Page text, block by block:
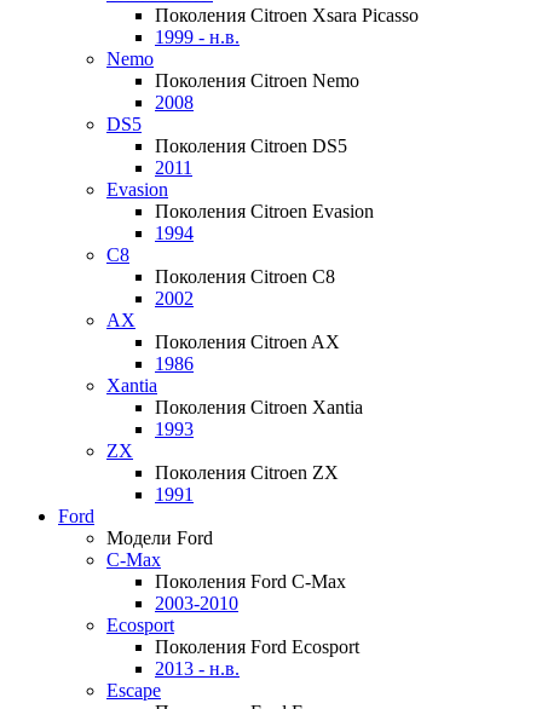
Поколения Citroen Xsara Picasso
1999 - н.в.
Nemo
Поколения Citroen Nemo
2008
DS5
Поколения Citroen DS5
2011
Evasion
Поколения Citroen Evasion
1994
C8
Поколения Citroen C8
2002
AX
Поколения Citroen AX
1986
Xantia
Поколения Citroen Xantia
1993
ZX
Поколения Citroen ZX
1991
Ford
Модели Ford
C-Max
Поколения Ford C-Max
2003-2010
Ecosport
Поколения Ford Ecosport
2013 - н.в.
Escape